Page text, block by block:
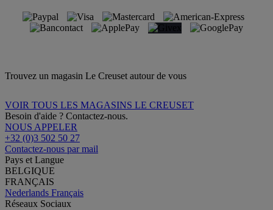
Trouvez un magasin Le Creuset autour de vous
VOIR TOUS LES MAGASINS LE CREUSET
Besoin d'aide ? Contactez-nous.
NOUS APPELER
+32 (0)3 502 50 27
Contactez-nous par mail
Pays et Langue
BELGIQUE
FRANÇAIS
Nederlands Français
Réseaux Sociaux